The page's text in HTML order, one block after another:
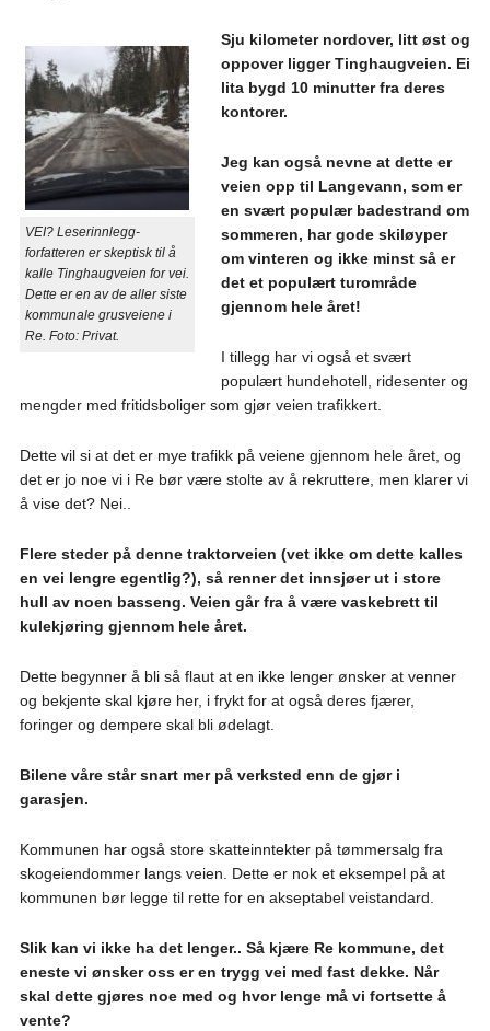
VEI? Leserinnlegg-
forfatteren er skeptisk til å
kalle Tinghaugveien for vei.
Dette er en av de aller siste
kommunale grusveiene i
Re. Foto: Privat.
Sju kilometer nordover, litt øst og
oppover ligger Tinghaugveien. Ei
lita bygd 10 minutter fra deres
kontorer.
Jeg kan også nevne at dette er
veien opp til Langevann, som er
en svært populær badestrand om
sommeren, har gode skiløyper
om vinteren og ikke minst så er
det et populært turområde
gjennom hele året!
I tillegg har vi også et svært
populært hundehotell, ridesenter og
mengder med fritidsboliger som gjør veien trafikkert.
Dette vil si at det er mye trafikk på veiene gjennom hele året, og
det er jo noe vi i Re bør være stolte av å rekruttere, men klarer vi
å vise det? Nei..
Flere steder på denne traktorveien (vet ikke om dette kalles
en vei lengre egentlig?), så renner det innsjøer ut i store
hull av noen basseng. Veien går fra å være vaskebrett til
kulekjøring gjennom hele året.
Dette begynner å bli så flaut at en ikke lenger ønsker at venner
og bekjente skal kjøre her, i frykt for at også deres fjærer,
foringer og dempere skal bli ødelagt.
Bilene våre står snart mer på verksted enn de gjør i
garasjen.
Kommunen har også store skatteinntekter på tømmersalg fra
skogeiendommer langs veien. Dette er nok et eksempel på at
kommunen bør legge til rette for en akseptabel veistandard.
Slik kan vi ikke ha det lenger.. Så kjære Re kommune, det
eneste vi ønsker oss er en trygg vei med fast dekke. Når
skal dette gjøres noe med og hvor lenge må vi fortsette å
vente?